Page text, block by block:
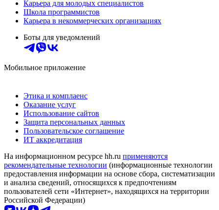
Карьера для молодых специалистов
Школа программистов
Карьера в некоммерческих организациях
Боты для уведомлений
Мобильное приложение
Этика и комплаенс
Оказание услуг
Использование сайтов
Защита персональных данных
Пользовательское соглашение
ИТ аккредитация
На информационном ресурсе hh.ru применяются
рекомендательные технологии (информационные технологии
предоставления информации на основе сбора, систематизации
и анализа сведений, относящихся к предпочтениям
пользователей сети «Интернет», находящихся на территории
Российской Федерации)